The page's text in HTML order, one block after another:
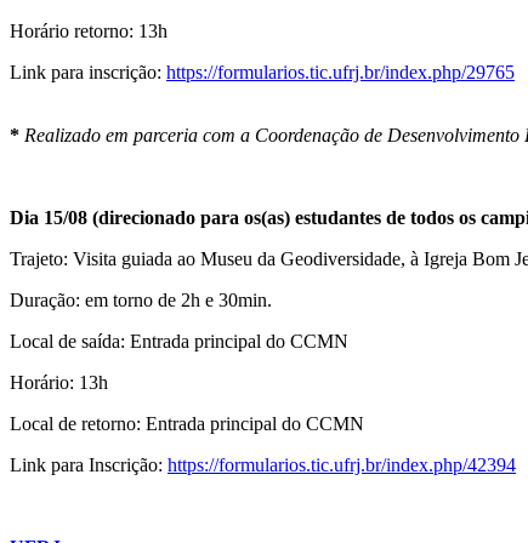
Horário retorno: 13h
Link para inscrição: https://formularios.tic.ufrj.br/index.php/29765
* Realizado em parceria com a Coordenação de
Dia 15/08 (direcionado para os(as) estudantes de todos os
Trajeto: Visita guiada ao Museu da Geodiversidade, à Igreja Bom
Duração: em torno de 2h e 30min.
Local de saída: Entrada principal do CCMN
Horário: 13h
Local de retorno: Entrada principal do CCMN
Link para Inscrição: https://formularios.tic.ufrj.br/index.php/42394